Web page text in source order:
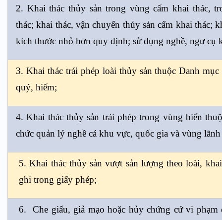
2. Khai thác thủy sản trong vùng cấm khai thác,
thác; khai thác, vận chuyển thủy sản cấm khai thác;
kích thước nhỏ hơn quy định; sử dụng nghề, ngư cụ
3. Khai thác trái phép loài thủy sản thuộc Danh
quý, hiếm;
4. Khai thác thủy sản trái phép trong vùng biển
chức quản lý nghề cá khu vực, quốc gia và vùng
5. Khai thác thủy sản vượt sản lượng theo loài,
ghi trong giấy phép;
6. Che giấu, giả mạo hoặc hủy chứng cứ vi phạm